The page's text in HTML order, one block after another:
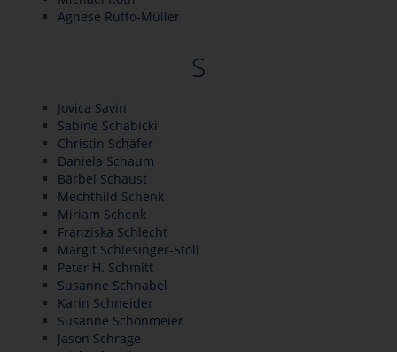
Agnese Ruffo-Müller
S
Jovica Savin
Sabine Schabicki
Christin Schäfer
Daniela Schaum
Bärbel Schaust
Mechthild Schenk
Miriam Schenk
Franziska Schlecht
Margit Schlesinger-Stoll
Peter H. Schmitt
Susanne Schnabel
Karin Schneider
Susanne Schönmeier
Jason Schrage